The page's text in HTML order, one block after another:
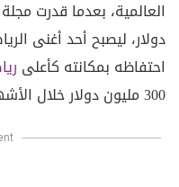
العالمية، بعدما قدرت
دولار، ليصبح أحد أغنى
احتفاظه بمكانته كأعلى
300 مليون دولار خلال الأشهر الـ12 الماضية.